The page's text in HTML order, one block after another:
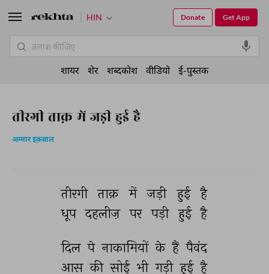
तीरगी ताक़ में जड़ी हुई है
अम्मार इक़बाल
तीरगी ताक़ में जड़ी हुई है
धूप दहलीज़ पर पड़ी हुई है
दिल पे नाकामियों के हैं पैवंद
आस की सोई भी गड़ी हुई है
HIN Get App
Donate
शायर शेर शब्दकोश वीडियो ई-पुस्तक